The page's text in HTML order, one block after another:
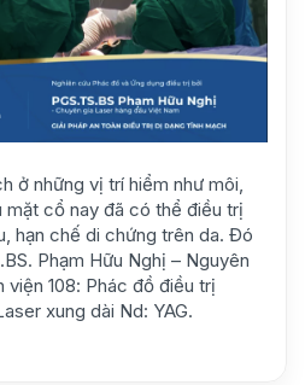
ở những vị trí hiểm như môi,
mặt cổ nay đã có thể điều trị
hạn chế di chứng trên da. Đó
Phạm Hữu Nghị – Nguyên
viện 108: Phác đồ điều trị
xung dài Nd: YAG.